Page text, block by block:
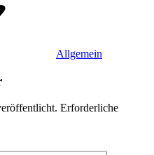
Allgemein
Erforderliche